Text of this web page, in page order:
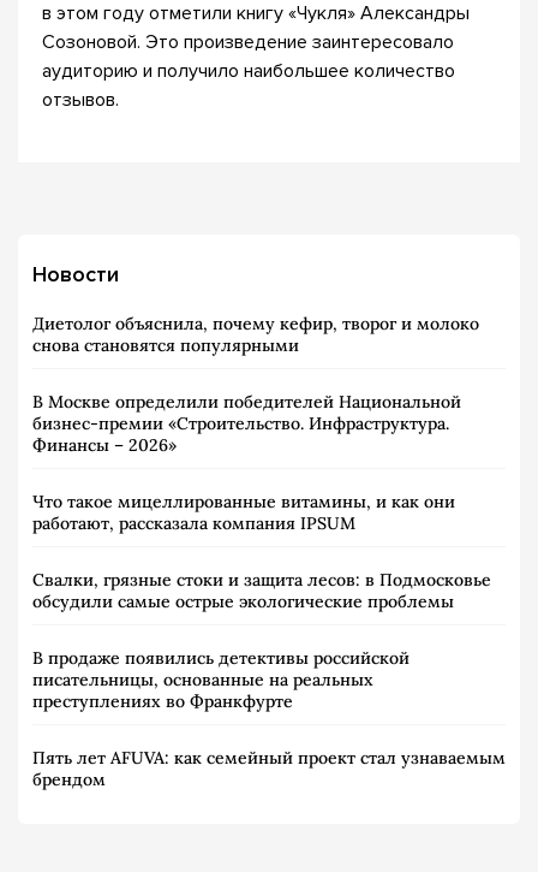
в этом году отметили книгу «Чукля» Александры
Созоновой. Это произведение заинтересовало
аудиторию и получило наибольшее количество
отзывов.
Новости
Диетолог объяснила, почему кефир, творог и молоко
снова становятся популярными
В Москве определили победителей Национальной
бизнес-премии «Строительство. Инфраструктура.
Финансы – 2026»
Что такое мицеллированные витамины, и как они
работают, рассказала компания IPSUM
Свалки, грязные стоки и защита лесов: в Подмосковье
обсудили самые острые экологические проблемы
В продаже появились детективы российской
писательницы, основанные на реальных
преступлениях во Франкфурте
Пять лет AFUVA: как семейный проект стал узнаваемым
брендом